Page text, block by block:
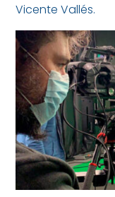
Vicente Vallés.